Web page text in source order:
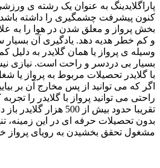
پاراگلایدینگ به عنوان یک رشته ی
کنون پیشرفت چشمگیری را داشته
بخش پرواز و معلق شدن در هوا را به
و کم خطر هدیه دهد. یادگیری آن بسیار
وسیله ی پرواز یا همان گلایدر به دلیل
بسیار بی دردسر و راحت است. نیازی
با گلایدر تحصیلات مربوط به پرواز یا
اگر که می توانید از پس مخارج آن بر
راحتی می توانید پرواز با گلایدر را
تقریبا حدود بیش از 500
بدون تحصیلات حرفه ای در این زمینه،
مشغول تحقق بخشیدن به رویای پرواز